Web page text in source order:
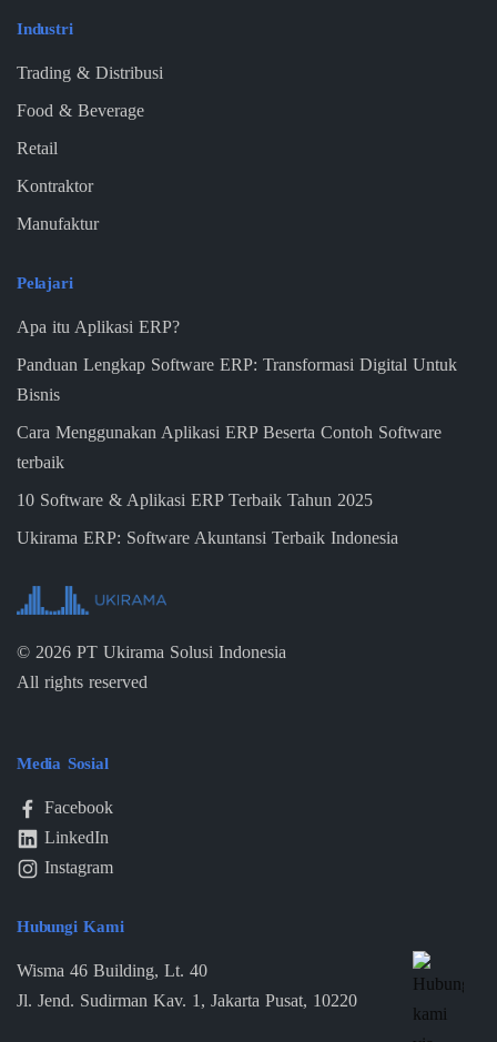
Industri
Trading & Distribusi
Food & Beverage
Retail
Kontraktor
Manufaktur
Pelajari
Apa itu Aplikasi ERP?
Panduan Lengkap Software ERP: Transformasi Digital Untuk
Bisnis
Cara Menggunakan Aplikasi ERP Beserta Contoh Software
terbaik
10 Software & Aplikasi ERP Terbaik Tahun 2025
Ukirama ERP: Software Akuntansi Terbaik Indonesia
© 2026 PT Ukirama Solusi Indonesia
All rights reserved
Media Sosial
Facebook
LinkedIn
Instagram
Hubungi Kami
Wisma 46 Building, Lt. 40
Jl. Jend. Sudirman Kav. 1, Jakarta Pusat, 10220